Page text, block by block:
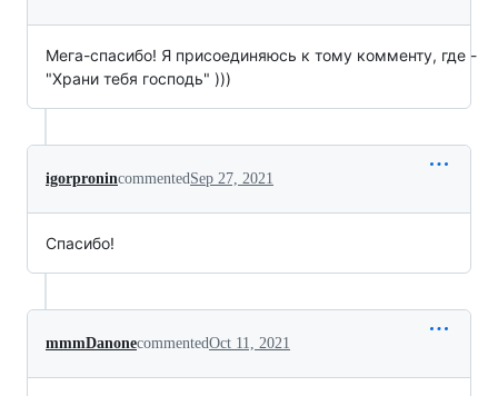
Мега-спасибо! Я присоединяюсь к тому комменту, где -
"Храни тебя господь" )))
igorpronincommented Sep 27, 2021
Спасибо!
mmmDanonecommentedOct 11, 2021